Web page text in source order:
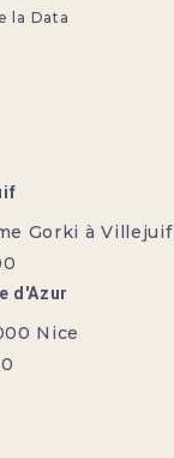
la Data
Gorki à Villejuif
d'Azur
Nice